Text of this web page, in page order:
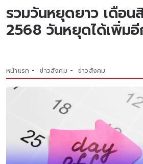
รวมวันหยุดยาว เดือน
2568 วันหยุดได้เพิ่ม
หน้าแรก ข่าวสังคม ข่าวสังคม